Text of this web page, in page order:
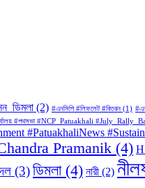
(2) #এনসিপি #লিফলেট #বিতরন (1)
#পথসভা #NCP_Patuakhali
#PatuakhaliNews
Pramanik (4)
(3)ডিমলা(4) নারী (2)